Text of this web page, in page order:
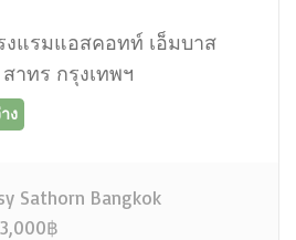
งแรมแอสคอทท์ เอ็มบาส
าทร กรุงเทพฯ
Sathorn Bangkok
3,000฿